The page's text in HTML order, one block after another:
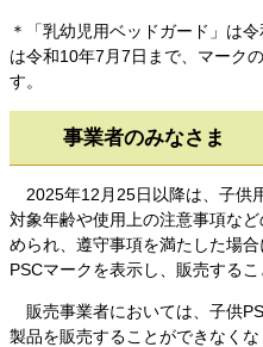
＊「乳幼児用ベッドガード」は
は令和10年7月7日まで、マーク
す。
​​ 事業者のみなさま
2025年12月25日以降は、子供
対象年齢や使用上の注意事項な
められ、遵守事項を満たした場
PSCマークを表示し、販売するこ
販売事業者においては、子供
製品を販売することができなく